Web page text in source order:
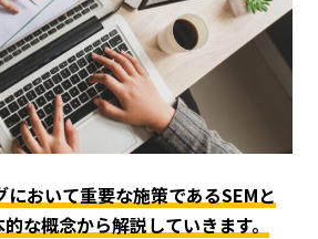
おいて重要な施策であるSEMと
な概念から解説していきます。